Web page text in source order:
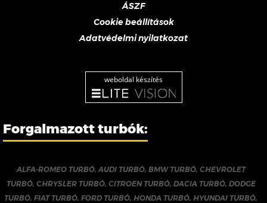
ÁSZF
Cookie beállítások
Adatvédelmi nyilatkozat
weboldal készítés
Forgalmazott turbók:
ALFA-ROMEO TURBÓ,AUDI TURBÓ, BMW TURBÓ, CHEVROLET
TURBÓ, CHRYSLER TURBÓ, CITROEN TURBÓ, DACIA TURBÓ, DODGE
TURBÓ,FIAT TURBÓ,FORD TURBÓ, HONDA TURBÓ, HYUNDAI TURBÓ,